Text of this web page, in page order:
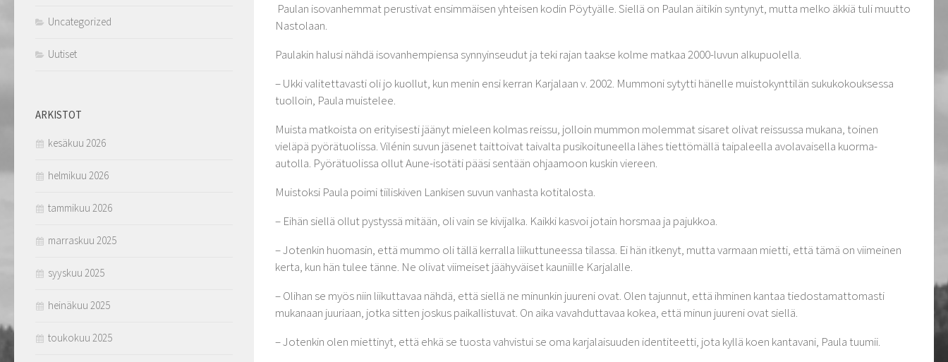
Paulan isovanhemmat perustivat ensimmäisen yhteisen kodin Pöytyälle. Siellä on Paulan äitikin syntynyt, mutta melko äkkiä tuli muutto
Nastolaan.
Paulakin halusi nähdä isovanhempiensa synnyinseudut ja teki rajan taakse kolme matkaa 2000-luvun alkupuolella.
– Ukki valitettavasti oli jo kuollut, kun menin ensi kerran Karjalaan v. 2002. Mummoni sytytti hänelle muistokynttilän sukukokouksessa
tuolloin, Paula muistelee.
Muista matkoista on erityisesti jäänyt mieleen kolmas reissu, jolloin mummon molemmat sisaret olivat reissussa mukana, toinen
vieläpä pyörätuolissa. Vilénin suvun jäsenet taittoivat taivalta pusikoituneella lähes tiettömällä taipaleella avolavaisella kuorma-
autolla. Pyörätuolissa ollut Aune-isotäti pääsi sentään ohjaamoon kuskin viereen.
Muistoksi Paula poimi tiiliskiven Lankisen suvun vanhasta kotitalosta.
– Eihän siellä ollut pystyssä mitään, oli vain se kivijalka. Kaikki kasvoi jotain horsmaa ja pajukkoa.
– Jotenkin huomasin, että mummo oli tällä kerralla liikuttuneessa tilassa. Ei hän itkenyt, mutta varmaan mietti, että tämä on viimeinen
kerta, kun hän tulee tänne. Ne olivat viimeiset jäähyväiset kauniille Karjalalle.
– Olihan se myös niin liikuttavaa nähdä, että siellä ne minunkin juureni ovat. Olen tajunnut, että ihminen kantaa tiedostamattomasti
mukanaan juuriaan, jotka sitten joskus paikallistuvat. On aika vavahduttavaa kokea, että minun juureni ovat siellä.
– Jotenkin olen miettinyt, että ehkä se tuosta vahvistui se oma karjalaisuuden identiteetti, jota kyllä koen kantavani, Paula tuumii.
Uncategorized
Uutiset
ARKISTOT
kesäkuu 2026
helmikuu 2026
tammikuu 2026
marraskuu 2025
syyskuu 2025
heinäkuu 2025
toukokuu 2025